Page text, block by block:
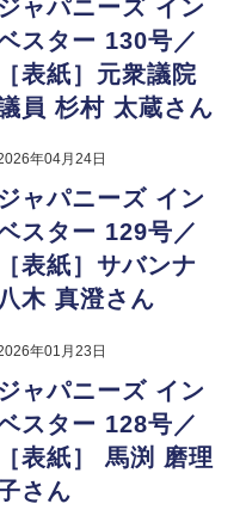
ジャパニーズ イン
スター 130号／
［表紙］元衆議院
員 杉村 太蔵さん
年04月24日
ジャパニーズ イン
スター 129号／
［表紙］サバンナ
八木 真澄さん
年01月23日
ジャパニーズ イン
スター 128号／
［表紙］ 馬渕 磨理
さん